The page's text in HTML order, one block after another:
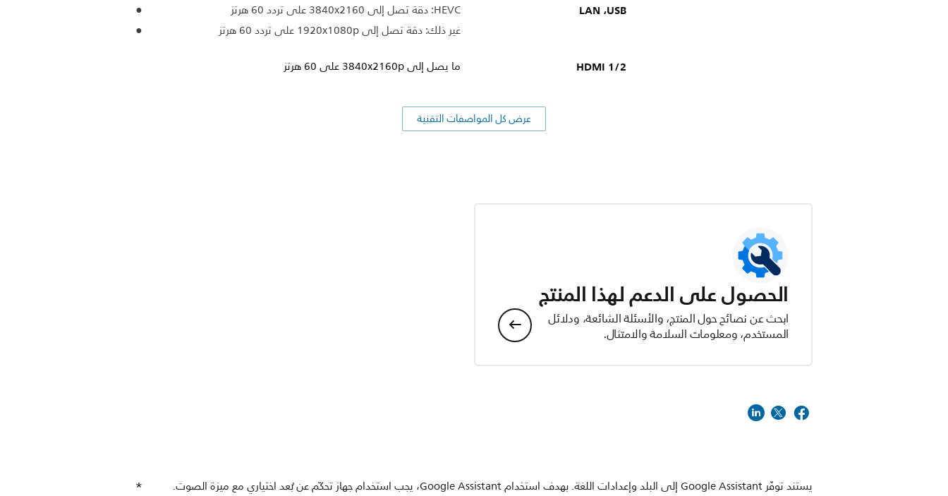
USB‏، LAN
HEVC: دقة تصل إلى 3840x2160 على تردد 60 هرتز
غير ذلك: دقة تصل إلى 1920x1080p على تردد 60 هرتز
HDMI 1/2 ما يصل إلى 3840x2160p على 60 هرتز
عرض كل المواصفات التقنية
الحصول على الدعم لهذا المنتج
ابحث عن نصائح حول المنتج، والأسئلة الشائعة، ودلائل
المستخدم، ومعلومات السلامة والامتثال.
يستند توفّر Google Assistant إلى البلد وإعدادات اللغة. بهدف استخدام Google Assistant، يجب استخدام جهاز تحكّم عن بُعد اختياري مع ميزة الصوت.